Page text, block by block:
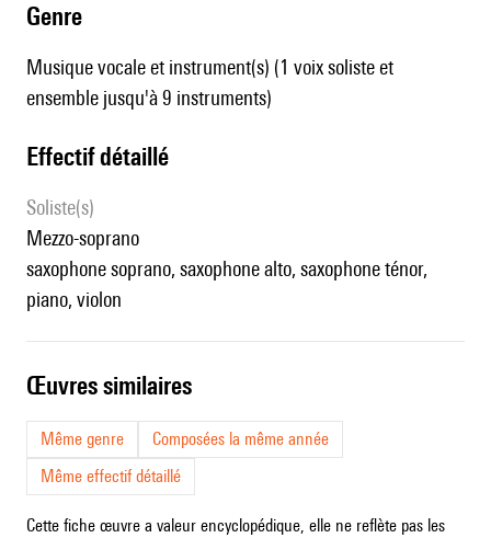
genre
Musique vocale et instrument(s) (1 voix soliste et
ensemble jusqu'à 9 instruments)
effectif détaillé
Soliste(s)
mezzo-soprano
saxophone soprano, saxophone alto, saxophone ténor,
piano, violon
œuvres similaires
Même genre
Composées la même année
Même effectif détaillé
Cette fiche œuvre a valeur encyclopédique, elle ne reflète pas les